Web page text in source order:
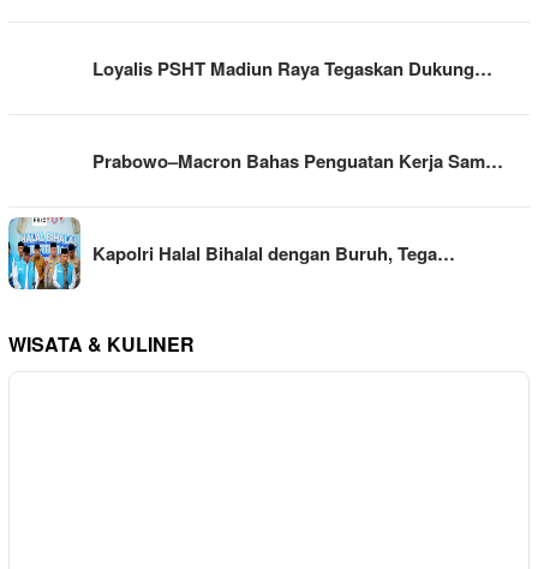
Loyalis PSHT Madiun Raya Tegaskan Dukung…
Prabowo–Macron Bahas Penguatan Kerja Sam…
Kapolri Halal Bihalal dengan Buruh, Tega…
WISATA & KULINER